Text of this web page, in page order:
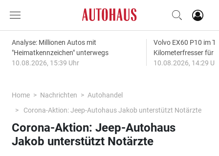
Analyse: Millionen Autos mit
"Heimatkennzeichen" unterwegs
10.08.2026, 15:39 Uhr
Volvo EX60 P10 im
Kilometerfresser für
10.08.2026, 14:29
Home Nachrichten
Autohandel
Corona-Aktion: Jeep-Autohaus Jakob unterstützt Notärzte
Corona-Aktion: Jeep-Autohaus
Jakob unterstützt Notärzte